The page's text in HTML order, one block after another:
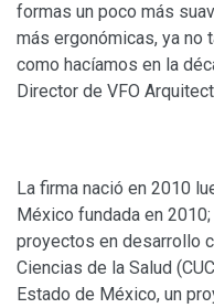
formas un poco más
más ergonómicas, ya no
como hacíamos en la
Director de VFO
La firma nació en 2010
México fundada en
proyectos en desarrollo
Ciencias de la Salud
Estado de México, un